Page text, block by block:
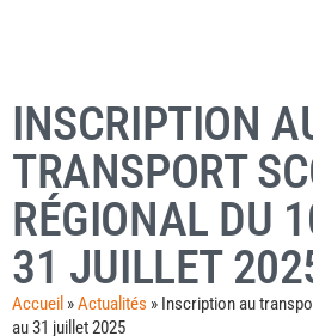
INSCRIPTION
TRANSPORT
RÉGIONAL DU
31 JUILLET
Accueil »Actualités » Inscription au
au 31 juillet 2025